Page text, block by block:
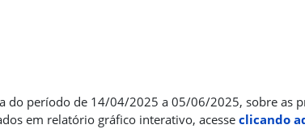
do período de 14/04/2025 a 05/06/2025, sobre as
em relatório gráfico interativo, acesse clicando